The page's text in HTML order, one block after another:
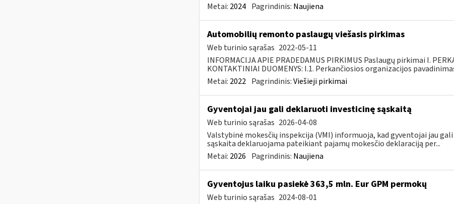
Metai: 2024 Pagrindinis: Naujiena
Automobilių remonto paslaugų viešasis pirkimas
Web turinio sąrašas 2022-05-11
INFORMACIJA APIE PRADEDAMUS PIRKIMUS Paslaugų pirkimai I.
KONTAKTINIAI DUOMENYS: I.1. Perkančiosios organizacijos
Metai: 2022 Pagrindinis:Viešieji pirkimai
Gyventojai jau gali deklaruoti investicinę sąskaitą
Web turinio sąrašas 2026-04-08
Valstybinė mokesčių inspekcija (VMI) informuoja, kad gyventojai jau
sąskaita deklaruojama pateikiant pajamų mokesčio deklaraciją per...
Metai: 2026 Pagrindinis: Naujiena
Gyventojus laiku pasiekė 363,5 mln. Eur GPM permokų
Web turinio sąrašas 2024-08-01